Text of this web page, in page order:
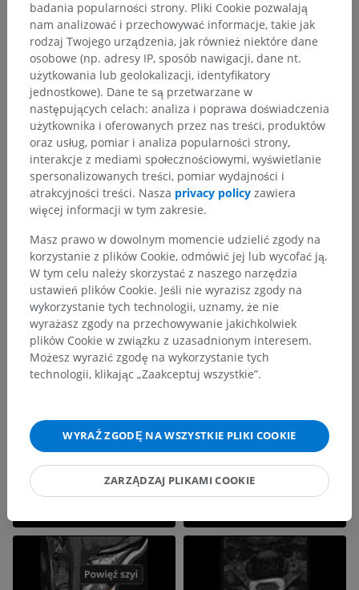
badania popularności strony. Pliki Cookie pozwalają
nam analizować i przechowywać informacje, takie jak
rodzaj Twojego urządzenia, jak również niektóre dane
osobowe (np. adresy IP, sposób nawigacji, dane nt.
użytkowania lub geolokalizacji, identyfikatory
jednostkowe). Dane te są przetwarzane w
następujących celach: analiza i poprawa doświadczenia
użytkownika i oferowanych przez nas treści, produktów
oraz usług, pomiar i analiza popularności strony,
interakcje z mediami społecznościowymi, wyświetlanie
spersonalizowanych treści, pomiar wydajności i
atrakcyjności treści. Nasza privacy policy zawiera
więcej informacji w tym zakresie.
Masz prawo w dowolnym momencie udzielić zgody na
korzystanie z plików Cookie, odmówić jej lub wycofać ją.
W tym celu należy skorzystać z naszego narzędzia
ustawień plików Cookie. Jeśli nie wyrazisz zgody na
wykorzystanie tych technologii, uznamy, że nie
wyrażasz zgody na przechowywanie jakichkolwiek
plików Cookie w związku z uzasadnionym interesem.
Możesz wyrazić zgodę na wykorzystanie tych
technologii, klikając „Zaakceptuj wszystkie”.
WYRAŹ ZGODĘ NA WSZYSTKIE PLIKI COOKIE
ZARZĄDZAJ PLIKAMI COOKIE